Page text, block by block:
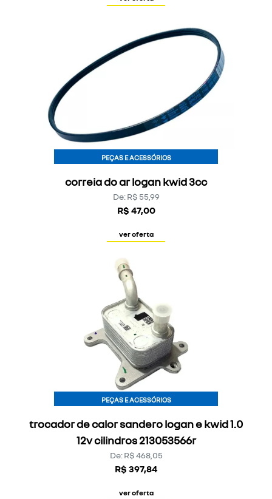
correia do ar logan kwid 3cc
PEÇAS E ACESSÓRIOS
De: R$ 55,99
R$ 47,00
ver oferta
trocador de calor sandero logan e kwid 1.0
12v cilindros 213053566r
PEÇAS E ACESSÓRIOS
De: R$ 468,05
R$ 397,84
ver oferta